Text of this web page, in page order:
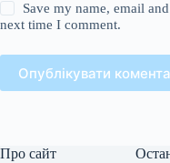
Save my name, email
next time I comment.
Опублікувати
Про сайт